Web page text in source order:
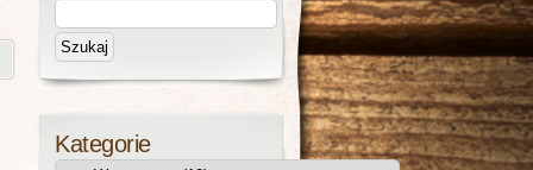
Kategorie